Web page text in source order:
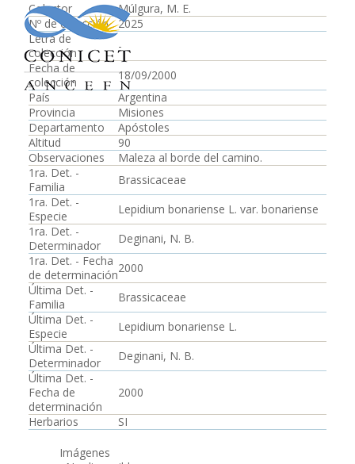
Colector
Múlgura, M. E.
Nº de colección
2025
Letra de
colección
-
Fecha de
colección
18/09/2000
País
Argentina
Provincia
Misiones
Departamento
Apóstoles
Altitud
90
Observaciones
Maleza al borde del camino.
1ra. Det. -
Familia
Brassicaceae
1ra. Det. -
Especie
Lepidium bonariense L. var. bonariense
1ra. Det. -
Determinador
Deginani, N. B.
1ra. Det. - Fecha
de determinación2000
Última Det. -
Familia
Brassicaceae
Última Det. -
Especie
Lepidium bonariense L.
Última Det. -
Determinador
Deginani, N. B.
Última Det. -
Fecha de
determinación
2000
Herbarios
SI
Imágenes